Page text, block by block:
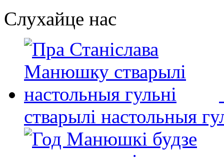
Слухайце нас
стварылі настольныя